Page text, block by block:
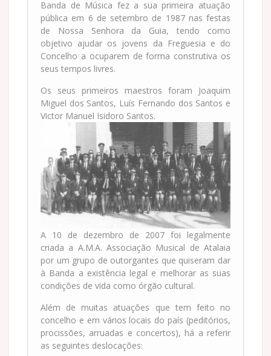
Banda de Música fez a sua primeira atuação
pública em 6 de setembro de 1987 nas festas
de Nossa Senhora da Guia, tendo como
objetivo ajudar os jovens da Freguesia e do
Concelho a ocuparem de forma construtiva os
seus tempos livres.
Os seus primeiros maestros foram Joaquim
Miguel dos Santos, Luís Fernando dos Santos e
Victor Manuel Isidoro Santos.
A 10 de dezembro de 2007 foi legalmente
criada a A.M.A. Associação Musical de Atalaia
por um grupo de outorgantes que quiseram dar
à Banda a existência legal e melhorar as suas
condições de vida como órgão cultural.
Além de muitas atuações que tem feito no
concelho e em vários locais do país (peditórios,
procissões, arruadas e concertos), há a referir
as seguintes deslocações: